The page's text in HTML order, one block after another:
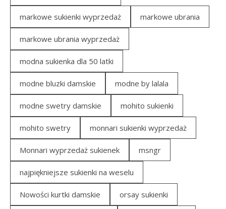
markowe sukienki wyprzedaż markowe ubrania
markowe ubrania wyprzedaż
modna sukienka dla 50 latki
modne bluzki damskie modne by lalala
modne swetry damskie mohito sukienki
mohito swetry monnari sukienki wyprzedaż
Monnari wyprzedaż sukienek msngr
najpiękniejsze sukienki na weselu
Nowości kurtki damskie orsay sukienki